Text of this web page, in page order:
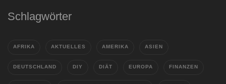
Schlagwörter
AFRIKA AKTUELLES AMERIKA ASIEN
DEUTSCHLAND DIY DIÄT EUROPA FINANZEN